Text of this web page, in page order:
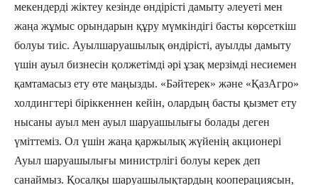
мекендерді жіктеу кезінде өндірісті дамыту әлеуеті мен
жаңа жұмыс орындарын құру мүмкіндігі басты көрсеткіш
болуы тиіс. Ауылшаруашылық өндірісті, ауылды дамыту
үшін ауыл бизнесін қолжетімді әрі ұзақ мерзімді несиемен
қамтамасыз ету өте маңызды. «Бәйтерек» және «ҚазАгро»
холдингтері біріккеннен кейін, олардың басты қызмет ету
нысаны ауыл мен ауыл шаруашылығы болады деген
үміттеміз. Ол үшін жаңа қаржылық жүйенің акционері
Ауыл шаруашылығы министрлігі болуы керек деп
санаймыз. Қосалқы шаруашылықтардың кооперациясын,